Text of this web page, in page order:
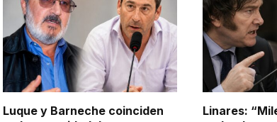
Luque y Barneche coinciden
Linares: